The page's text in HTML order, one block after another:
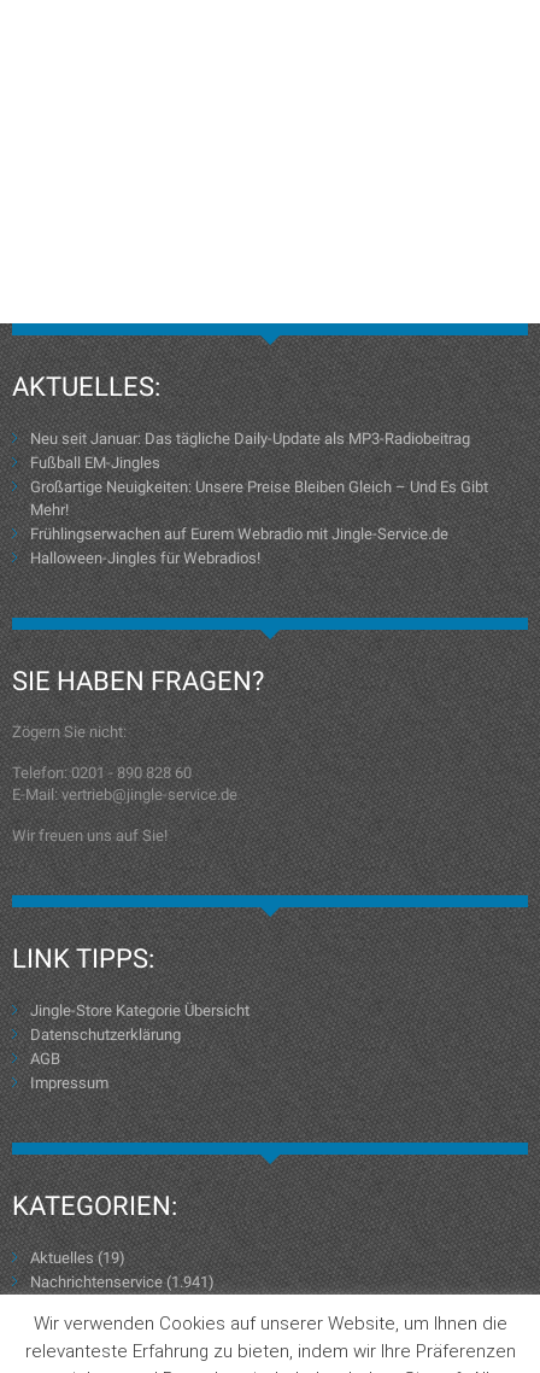
AKTUELLES:
Neu seit Januar: Das tägliche Daily-Update als MP3-Radiobeitrag
Fußball EM-Jingles
Großartige Neuigkeiten: Unsere Preise Bleiben Gleich – Und Es Gibt
Mehr!
Frühlingserwachen auf Eurem Webradio mit Jingle-Service.de
Halloween-Jingles für Webradios!
SIE HABEN FRAGEN?
Zögern Sie nicht:
Telefon: 0201 - 890 828 60
E-Mail: vertrieb@jingle-service.de
Wir freuen uns auf Sie!
LINK TIPPS:
Jingle-Store Kategorie Übersicht
Datenschutzerklärung
AGB
Impressum
KATEGORIEN:
Aktuelles(19)
Nachrichtenservice(1.941)
Wir verwenden Cookies auf unserer Website, um Ihnen die
relevanteste Erfahrung zu bieten, indem wir Ihre Präferenzen